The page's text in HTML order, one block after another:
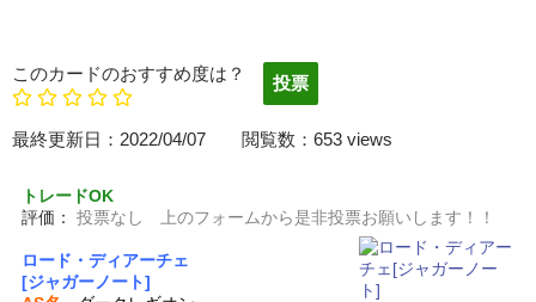
このカードのおすすめ度は？
最終更新日：2022/04/07 閲覧数：653 views
トレードOK
評価：
投票なし 上のフォームから是非投票お願いします！！
ロード・ディアーチェ
[ジャガーノート]